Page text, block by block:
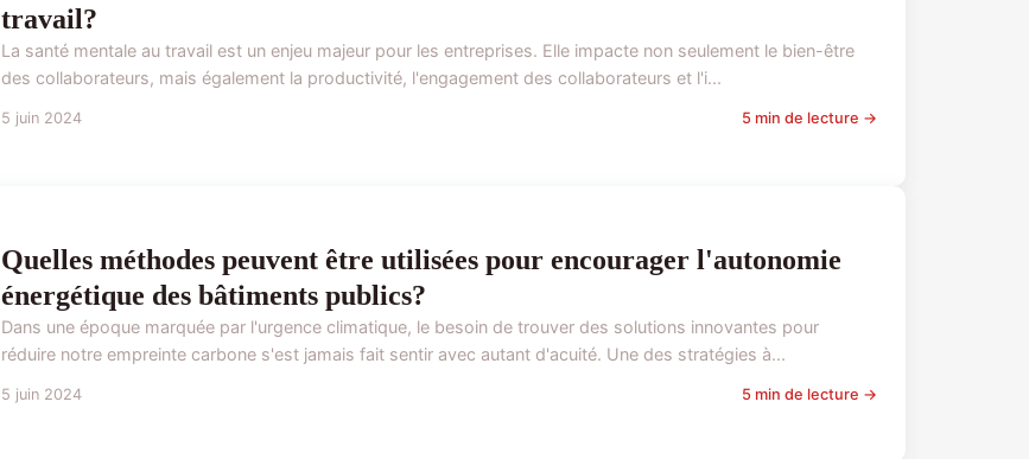
travail?
La santé mentale au travail est un enjeu majeur pour les entreprises. Elle impacte non seulement le bien-être
des collaborateurs, mais également la productivité, l'engagement des collaborateurs et l'i...
5 juin 2024 5 min de lecture →
Quelles méthodes peuvent être utilisées pour encourager l'autonomie
énergétique des bâtiments publics?
Dans une époque marquée par l'urgence climatique, le besoin de trouver des solutions innovantes pour
réduire notre empreinte carbone s'est jamais fait sentir avec autant d'acuité. Une des stratégies à...
5 juin 2024 5 min de lecture →